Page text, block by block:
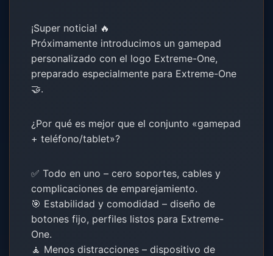
¡Super noticia! 🔥
Próximamente introducimos un gamepad
personalizado con el logo Extreme-One,
preparado especialmente para Extreme-One
🤝.
¿Por qué es mejor que el conjunto «gamepad
+ teléfono/tablet»?
✅ Todo en uno – cero soportes, cables y
complicaciones de emparejamiento.
🎯 Estabilidad y comodidad – diseño de
botones fijo, perfiles listos para Extreme-
One.
🧘 Menos distracciones – dispositivo de